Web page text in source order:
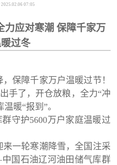
07:05
力应对寒潮 保障千家万
过冬
保障千家万户温暖过节！
手了，开仓放粮，全力“冲
暖“报到”。
守护5600万户家庭温暖过
一轮寒潮降雪，全国注采
国石油辽河油田储气库群